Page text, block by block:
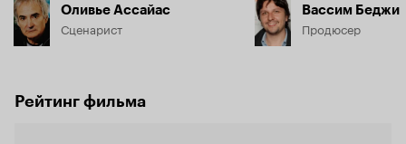
Оливье Ассайас
Сценарист
Вассим Беджи
Продюсер
Рейтинг фильма